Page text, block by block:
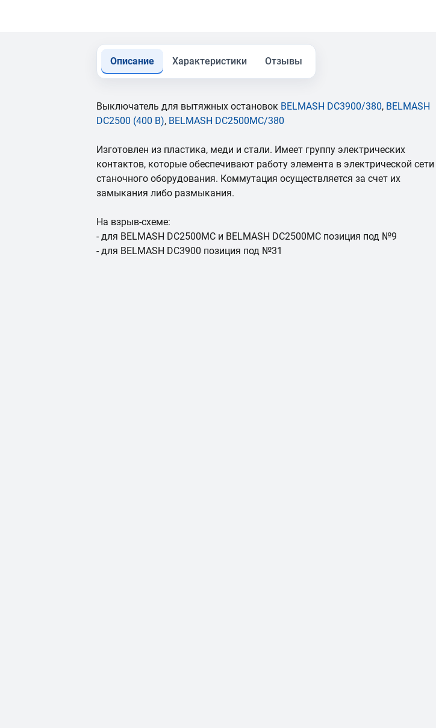
Описание Характеристики Отзывы
Выключатель для вытяжных остановок BELMASH DC3900/380, BELMASH
DC2500 (400 В), BELMASH DC2500MC/380
Изготовлен из пластика, меди и стали. Имеет группу электрических
контактов, которые обеспечивают работу элемента в электрической сети
станочного оборудования. Коммутация осуществляется за счет их
замыкания либо размыкания.
На взрыв-схеме:
- для BELMASH DC2500МС и BELMASH DC2500МС позиция под №9
- для BELMASH DC3900 позиция под №31